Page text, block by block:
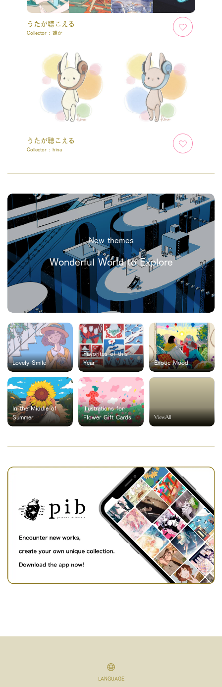
うたが聴こえる
Collector : 誰か
うたが聴こえる
Collector : hina
New themes
Wonderful World to Explore
Lovely Smile
Favorites of this
Year
Exotic Mood
In the Middle of
Summer
Illustrations for
Flower Gift Cards
ViewAll
LANGUAGE